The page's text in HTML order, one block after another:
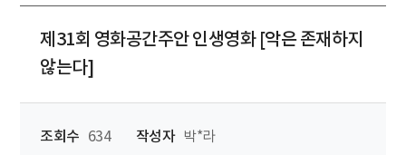
제31회 영화공간주안 인생영화 [악은 존재하지
않는다]
조회수 634 작성자 박*라